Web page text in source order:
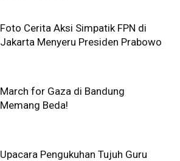
Foto Cerita Aksi Simpatik FPN di
Jakarta Menyeru Presiden Prabowo
March for Gaza di Bandung
Memang Beda!
Upacara Pengukuhan Tujuh Guru